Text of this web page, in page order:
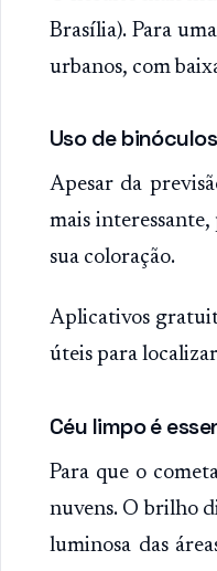
Brasília). Para
urbanos, com
Uso de
Apesar da
mais
sua coloração.
Aplicativos
úteis para
Céu limpo é
Para que o
nuvens. O brilho
luminosa das